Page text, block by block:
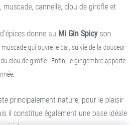
muscade, cannelle, clou de girofle et
donne au Mi Gin Spicy son
muscade qui ouvre le bal, suivie de la douceur
clou de girofle. Enfin, le gingembre apporte
principalement nature, pour le plaisir
il constitue également une base idéale